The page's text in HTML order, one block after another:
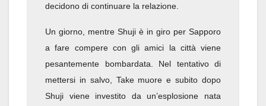
decidono di continuare la relazione.
Un giorno, mentre Shuji è in giro per Sapporo
a fare compere con gli amici la città viene
pesantemente bombardata. Nel tentativo di
mettersi in salvo, Take muore e subito dopo
Shuji viene investito da un’esplosione nata